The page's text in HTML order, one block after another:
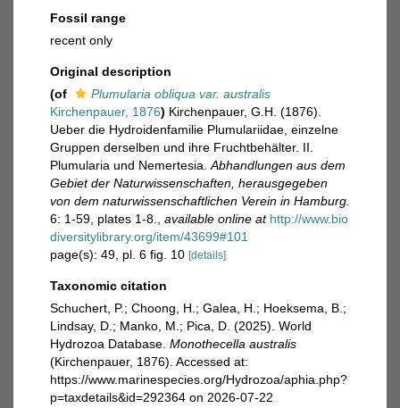
Fossil range
recent only
Original description
(of
Plumularia obliqua var. australis
Kirchenpauer, 1876) Kirchenpauer, G.H. (1876).
Ueber die Hydroidenfamilie Plumulariidae, einzelne
Gruppen derselben und ihre Fruchtbehälter. II.
Plumularia und Nemertesia. Abhandlungen aus dem
Gebiet der Naturwissenschaften, herausgegeben
von dem naturwissenschaftlichen Verein in Hamburg.
6: 1-59, plates 1-8.
available online at http://www.bio
diversitylibrary.org/item/43699#101
page(s): 49, pl. 6 fig. 10 [details]
Taxonomic citation
Schuchert, P.; Choong, H.; Galea, H.; Hoeksema, B.;
Lindsay, D.; Manko, M.; Pica, D. (2025). World
Hydrozoa Database. Monothecella australis
(Kirchenpauer, 1876). Accessed at:
https://www.marinespecies.org/Hydrozoa/aphia.php?
p=taxdetails&id=292364 on 2026-07-22